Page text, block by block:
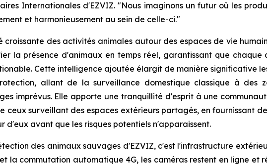
Internationales d'EZVIZ. "Nous imaginons un futur où les
et harmonieusement au sein de celle-ci."
croissante des activités animales autour des espaces de vie
la présence d'animaux en temps réel, garantissant que
Cette intelligence ajoutée élargit de manière significative
allant de la surveillance domestique classique à des
imprévus. Elle apporte une tranquillité d'esprit à une
ceux surveillant des espaces extérieurs partagés, en fournissant
d'eux avant que les risques potentiels n'apparaissent.
des animaux sauvages d'EZVIZ, c'est l'infrastructure
la commutation automatique 4G, les caméras restent en ligne et